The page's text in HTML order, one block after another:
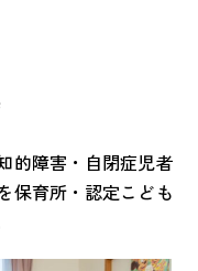
的障害・自閉症児者
保育所・認定こども